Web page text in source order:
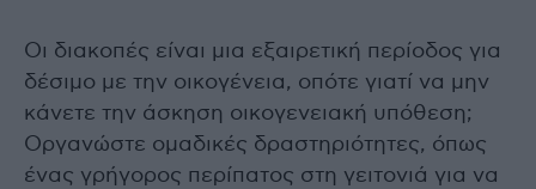
Οι διακοπές είναι μια εξαιρετική περίοδος για
δέσιμο με την οικογένεια, οπότε γιατί να μην
κάνετε την άσκηση οικογενειακή υπόθεση;
Οργανώστε ομαδικές δραστηριότητες, όπως
ένας γρήγορος περίπατος στη γειτονιά για να